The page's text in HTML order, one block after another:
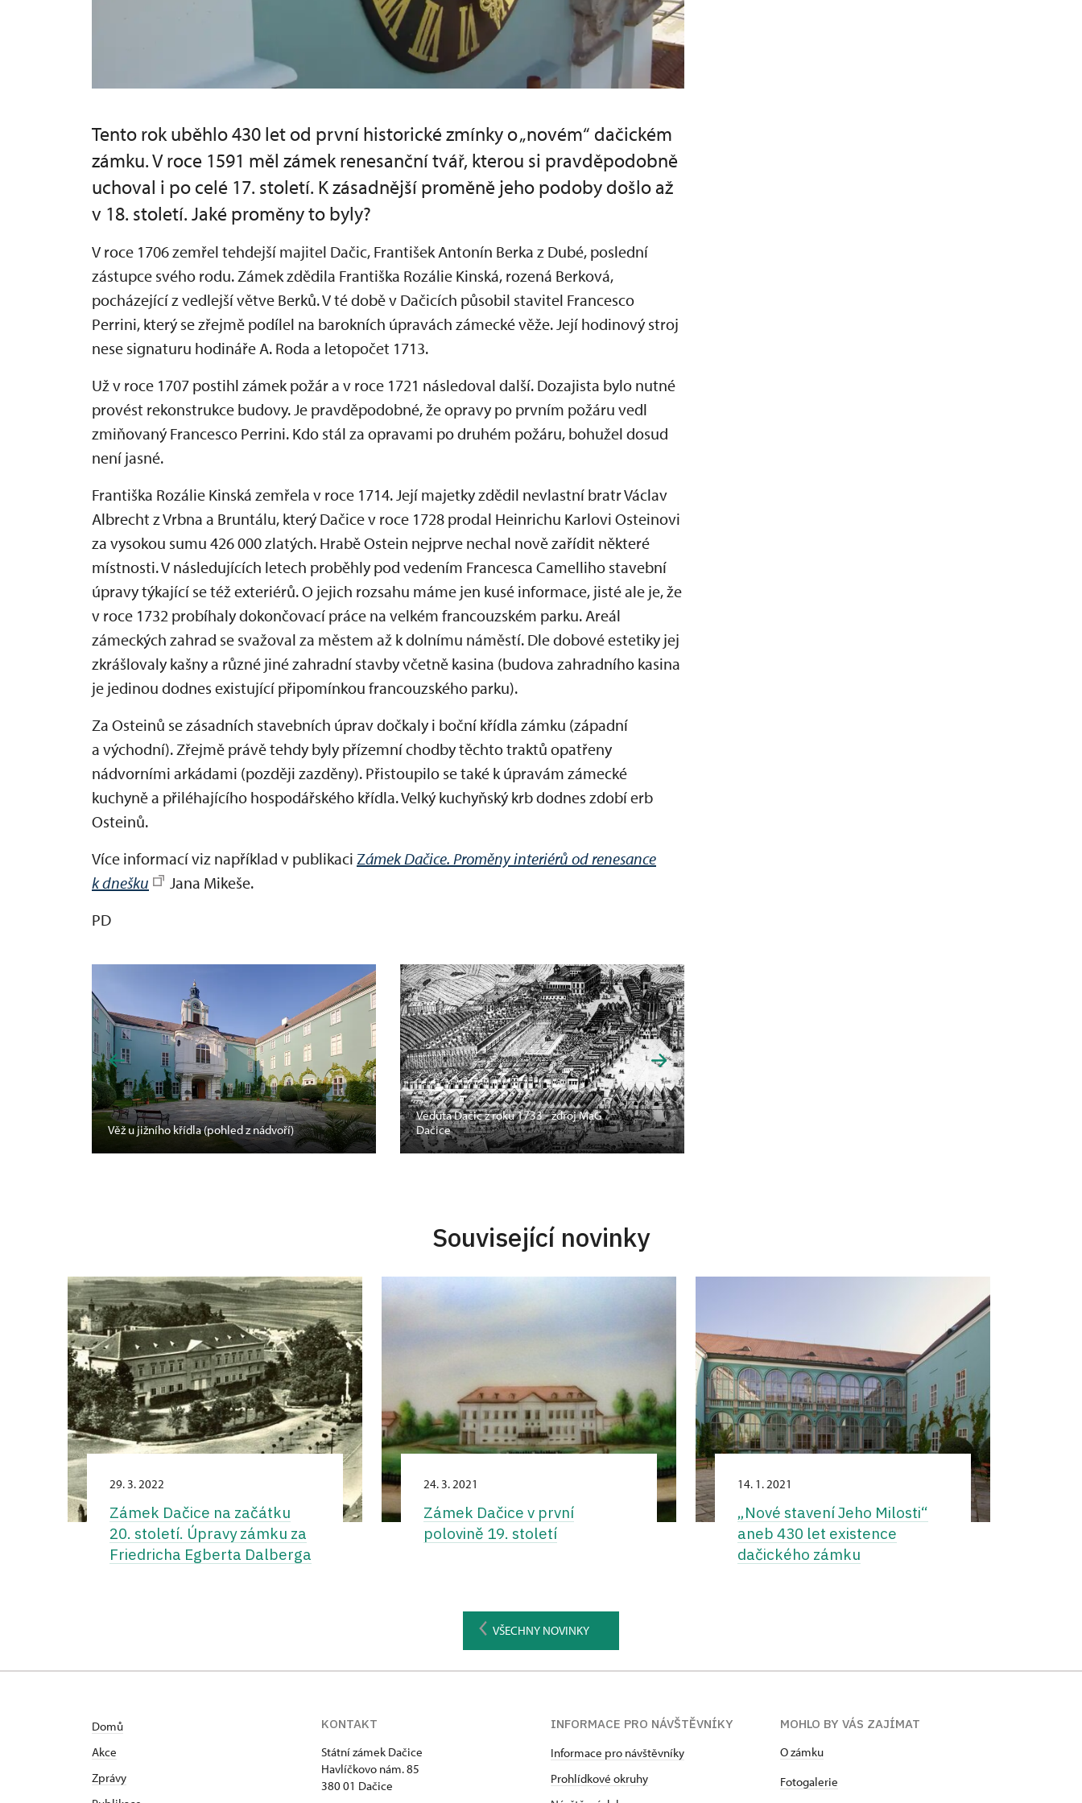
Tento rok uběhlo 430 let od první historické zmínky o „novém“ dačickém
zámku. V roce 1591 měl zámek renesanční tvář, kterou si pravděpodobně
uchoval i po celé 17. století. K zásadnější proměně jeho podoby došlo až
v 18. století. Jaké proměny to byly?
V roce 1706 zemřel tehdejší majitel Dačic, František Antonín Berka z Dubé, poslední
zástupce svého rodu. Zámek zdědila Františka Rozálie Kinská, rozená Berková,
pocházející z vedlejší větve Berků. V té době v Dačicích působil stavitel Francesco
Perrini, který se zřejmě podílel na barokních úpravách zámecké věže. Její hodinový stroj
nese signaturu hodináře A. Roda a letopočet 1713.
Už v roce 1707 postihl zámek požár a v roce 1721 následoval další. Dozajista bylo nutné
provést rekonstrukce budovy. Je pravděpodobné, že opravy po prvním požáru vedl
zmiňovaný Francesco Perrini. Kdo stál za opravami po druhém požáru, bohužel dosud
není jasné.
Františka Rozálie Kinská zemřela v roce 1714. Její majetky zdědil nevlastní bratr Václav
Albrecht z Vrbna a Bruntálu, který Dačice v roce 1728 prodal Heinrichu Karlovi Osteinovi
za vysokou sumu 426 000 zlatých. Hrabě Ostein nejprve nechal nově zařídit některé
místnosti. V následujících letech proběhly pod vedením Francesca Camelliho stavební
úpravy týkající se též exteriérů. O jejich rozsahu máme jen kusé informace, jisté ale je, že
v roce 1732 probíhaly dokončovací práce na velkém francouzském parku. Areál
zámeckých zahrad se svažoval za městem až k dolnímu náměstí. Dle dobové estetiky jej
zkrášlovaly kašny a různé jiné zahradní stavby včetně kasina (budova zahradního kasina
je jedinou dodnes existující připomínkou francouzského parku).
Za Osteinů se zásadních stavebních úprav dočkaly i boční křídla zámku (západní
a východní). Zřejmě právě tehdy byly přízemní chodby těchto traktů opatřeny
nádvorními arkádami (později zazděny). Přistoupilo se také k úpravám zámecké
kuchyně a přiléhajícího hospodářského křídla. Velký kuchyňský krb dodnes zdobí erb
Osteinů.
Více informací viz například v publikaci Zámek Dačice. Proměny interiérů od renesance
k dnešku
Jana Mikeše.
PD
Věž u jižního křídla (pohled z nádvoří)
Veduta Dačic z roku 1733 - zdroj MaG
Dačice
Související novinky
29. 3. 2022
Zámek Dačice na začátku
20. století. Úpravy zámku za
Friedricha Egberta Dalberga
24. 3. 2021
Zámek Dačice v první
polovině 19. století
14. 1. 2021
„Nové stavení Jeho Milosti“
aneb 430 let existence
dačického zámku
VŠECHNY NOVINKY
Domů
Akce
Zprávy
KONTAKT
Státní zámek Dačice
Havlíčkovo nám. 85
380 01 Dačice
INFORMACE PRO NÁVŠTĚVNÍKY
Informace pro návštěvníky
Prohlídkové okruhy
MOHLO BY VÁS ZAJÍMAT
O zámku
Fotogalerie